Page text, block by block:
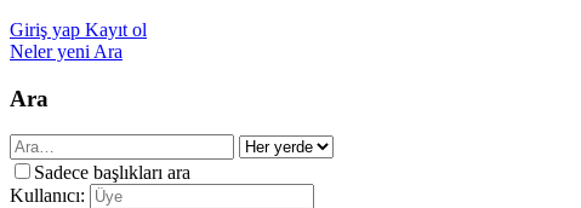
Giriş yap Kayıt ol
Neler yeni Ara
Ara
Sadece başlıkları ara
Kullanıcı: